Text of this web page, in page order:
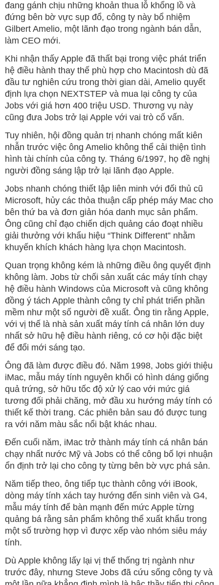
đang gánh chịu những khoản thua lỗ khổng lồ và
đứng bên bờ vực sụp đổ, công ty này bổ nhiệm
Gilbert Amelio, một lãnh đạo trong ngành bán dẫn,
làm CEO mới.
Khi nhận thấy Apple đã thất bại trong việc phát triển
hệ điều hành thay thế phù hợp cho Macintosh dù đã
đầu tư nghiên cứu trong thời gian dài, Amelio quyết
định lựa chọn NEXTSTEP và mua lại công ty của
Jobs với giá hơn 400 triệu USD. Thương vụ này
cũng đưa Jobs trở lại Apple với vai trò cố vấn.
Tuy nhiên, hội đồng quản trị nhanh chóng mất kiên
nhẫn trước việc ông Amelio không thể cải thiện tình
hình tài chính của công ty. Tháng 6/1997, họ đề nghị
người đồng sáng lập trở lại lãnh đạo Apple.
Jobs nhanh chóng thiết lập liên minh với đối thủ cũ
Microsoft, hủy các thỏa thuận cấp phép máy Mac cho
bên thứ ba và đơn giản hóa danh mục sản phẩm.
Ông cũng chỉ đạo chiến dịch quảng cáo đoạt nhiều
giải thưởng với khẩu hiệu “Think Different” nhằm
khuyến khích khách hàng lựa chọn Macintosh.
Quan trọng không kém là những điều ông quyết định
không làm. Jobs từ chối sản xuất các máy tính chạy
hệ điều hành Windows của Microsoft và cũng không
đồng ý tách Apple thành công ty chỉ phát triển phần
mềm như một số người đề xuất. Ông tin rằng Apple,
với vị thế là nhà sản xuất máy tính cá nhân lớn duy
nhất sở hữu hệ điều hành riêng, có cơ hội đặc biệt
để đổi mới sáng tạo.
Ông đã làm được điều đó. Năm 1998, Jobs giới thiệu
iMac, mẫu máy tính nguyên khối có hình dáng giống
quả trứng, sở hữu tốc độ xử lý cao với mức giá
tương đối phải chăng, mở đầu xu hướng máy tính có
thiết kế thời trang. Các phiên bản sau đó được tung
ra với năm màu sắc nổi bật khác nhau.
Đến cuối năm, iMac trở thành máy tính cá nhân bán
chạy nhất nước Mỹ và Jobs có thể công bố lợi nhuận
ổn định trở lại cho công ty từng bên bờ vực phá sản.
Năm tiếp theo, ông tiếp tục thành công với iBook,
dòng máy tính xách tay hướng đến sinh viên và G4,
mẫu máy tính để bàn mạnh đến mức Apple từng
quảng bá rằng sản phẩm không thể xuất khẩu trong
một số trường hợp vì được xếp vào nhóm siêu máy
tính.
Dù Apple không lấy lại vị thế thống trị ngành như
trước đây, nhưng Steve Jobs đã cứu sống công ty và